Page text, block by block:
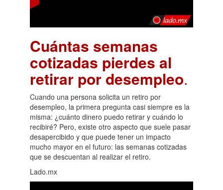
Cuántas semanas
cotizadas pierdes al
retirar por desempleo.
Cuando una persona solicita un retiro por
desempleo, la primera pregunta casi siempre es la
misma: ¿cuánto dinero puedo retirar y cuándo lo
recibiré? Pero, existe otro aspecto que suele pasar
desapercibido y que puede tener un impacto
mucho mayor en el futuro: las semanas cotizadas
que se descuentan al realizar el retiro.
Lado.mx